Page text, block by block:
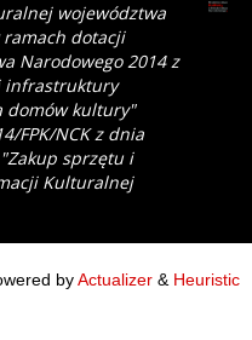
województwa
dotacji
Narodowego 2014 z
infrastruktury
domów kultury"
FPK/NCK z dnia
sprzętu i
Kulturalnej
byActualizer & Heuristic